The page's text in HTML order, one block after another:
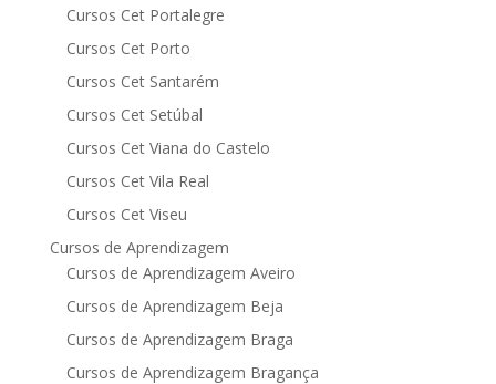
Cursos Cet Portalegre
Cursos Cet Porto
Cursos Cet Santarém
Cursos Cet Setúbal
Cursos Cet Viana do Castelo
Cursos Cet Vila Real
Cursos Cet Viseu
Cursos de Aprendizagem
Cursos de Aprendizagem Aveiro
Cursos de Aprendizagem Beja
Cursos de Aprendizagem Braga
Cursos de Aprendizagem Bragança